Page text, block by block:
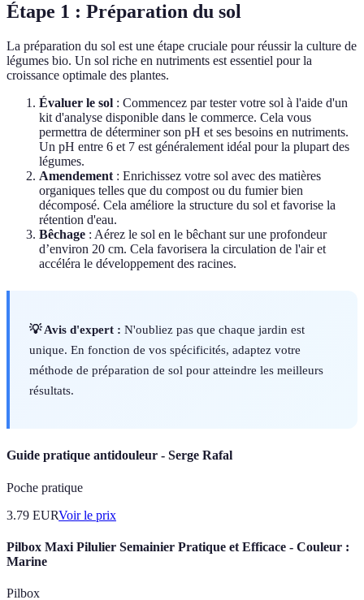
Étape 1 : Préparation du sol
La préparation du sol est une étape cruciale pour réussir la culture de
légumes bio. Un sol riche en nutriments est essentiel pour la
croissance optimale des plantes.
Évaluer le sol : Commencez par tester votre sol à l'aide d'un
kit d'analyse disponible dans le commerce. Cela vous
permettra de déterminer son pH et ses besoins en nutriments.
Un pH entre 6 et 7 est généralement idéal pour la plupart des
légumes.
Amendement : Enrichissez votre sol avec des matières
organiques telles que du compost ou du fumier bien
décomposé. Cela améliore la structure du sol et favorise la
rétention d'eau.
Bêchage : Aérez le sol en le bêchant sur une profondeur
d’environ 20 cm. Cela favorisera la circulation de l'air et
accéléra le développement des racines.
💡 Avis d'expert : N'oubliez pas que chaque jardin est
unique. En fonction de vos spécificités, adaptez votre
méthode de préparation de sol pour atteindre les meilleurs
résultats.
Guide pratique antidouleur - Serge Rafal
Poche pratique
3.79 EURVoir le prix
Pilbox Maxi Pilulier Semainier Pratique et Efficace - Couleur :
Marine
Pilbox